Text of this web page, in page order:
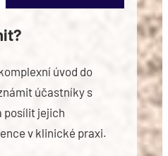
úvod do
účastníky s
posílit jejich
v klinické praxi.